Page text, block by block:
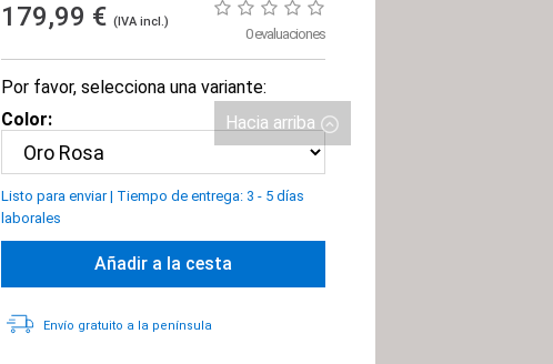
179,99 € (IVA incl.)
0 evaluaciones
Por favor, selecciona una variante:
Color:
Listo para enviar| Tiempo de entrega: 3 - 5 días
laborales
Añadir a la cesta
Envío gratuito a la península
Hacia arriba